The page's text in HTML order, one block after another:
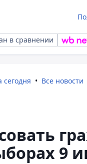
в сравнении
сегодня Все новости
9